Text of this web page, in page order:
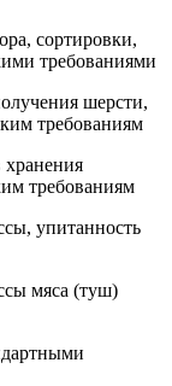
сортировки,
требованиями
шерсти,
требованиям
хранения
требованиям
упитанность
мяса (туш)